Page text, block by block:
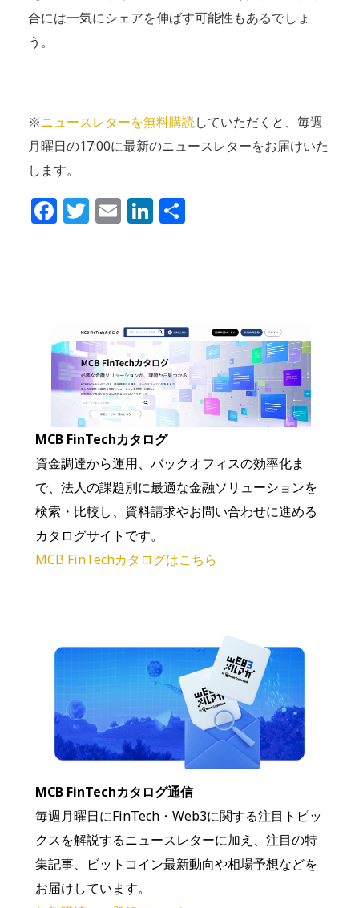
合には一気にシェアを伸ばす可能性もあるでしょ
う。
※ニュースレターを無料購読していただくと、毎週
月曜日の17:00に最新のニュースレターをお届けいた
します。
Facebook
Twitter
EmailLinkedIn
MCB FinTechカタログ
資金調達から運用、バックオフィスの効率化ま
で、法人の課題別に最適な金融ソリューションを
検索・比較し、資料請求やお問い合わせに進める
カタログサイトです。
MCB FinTechカタログはこちら
MCB FinTechカタログ通信
毎週月曜日にFinTech・Web3に関する注目トピッ
クスを解説するニュースレターに加え、注目の特
集記事、ビットコイン最新動向や相場予想などを
お届けしています。